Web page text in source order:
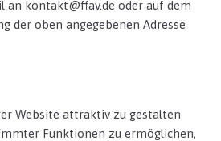
an kontakt@ffav.de oder auf dem
der oben angegebenen Adresse
Website attraktiv zu gestalten
Funktionen zu ermöglichen,